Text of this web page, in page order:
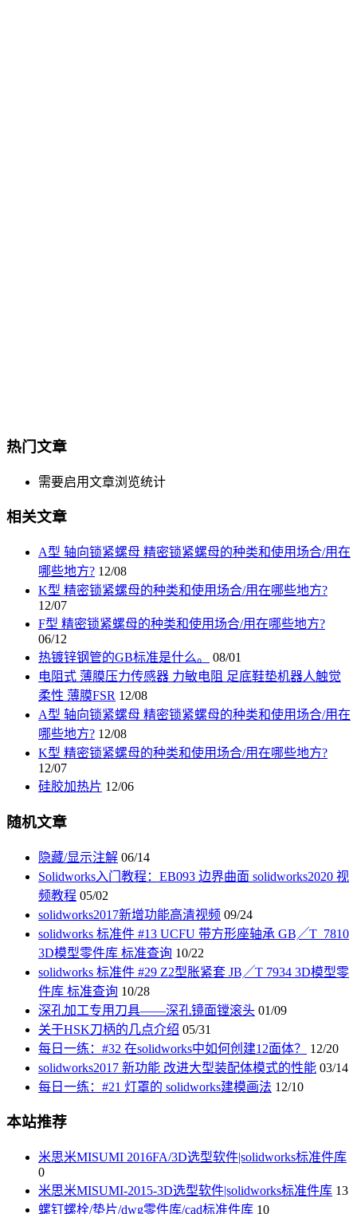
热门文章
需要启用文章浏览统计
相关文章
A型 轴向锁紧螺母 精密锁紧螺母的种类和使用场合/用在
哪些地方? 12/08
K型 精密锁紧螺母的种类和使用场合/用在哪些地方?
12/07
F型 精密锁紧螺母的种类和使用场合/用在哪些地方?
06/12
热镀锌钢管的GB标准是什么。
08/01
电阻式 薄膜压力传感器 力敏电阻 足底鞋垫机器人触觉
柔性 薄膜FSR 12/08
A型 轴向锁紧螺母 精密锁紧螺母的种类和使用场合/用在
哪些地方? 12/08
K型 精密锁紧螺母的种类和使用场合/用在哪些地方?
12/07
硅胶加热片 12/06
随机文章
隐藏/显示注解 06/14
Solidworks入门教程：EB093 边界曲面 solidworks2020 视
频教程 05/02
solidworks2017新增功能高清视频 09/24
solidworks 标准件 #13 UCFU 带方形座轴承 GB╱T_7810
3D模型零件库 标准查询 10/22
solidworks 标准件 #29 Z2型胀紧套 JB╱T 7934 3D模型零
件库 标准查询 10/28
深孔加工专用刀具——深孔镜面镗滚头 01/09
关于HSK刀柄的几点介绍 05/31
每日一练：#32 在solidworks中如何创建12面体？
12/20
solidworks2017 新功能 改进大型装配体模式的性能 03/14
每日一练：#21 灯罩的 solidworks建模画法 12/10
本站推荐
米思米MISUMI 2016FA/3D选型软件|solidworks标准件库
0
米思米MISUMI-2015-3D选型软件|solidworks标准件库 13
螺钉螺栓/垫片/dwg零件库/cad标准件库 10